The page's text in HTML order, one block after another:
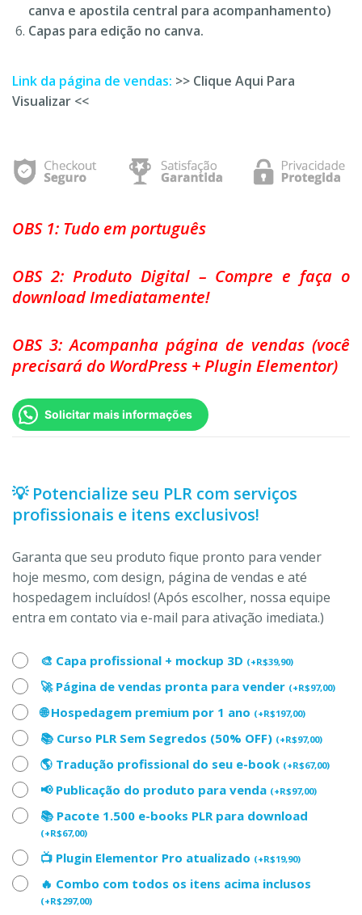
canva e apostila central para acompanhamento)
Capas para edição no canva.
Link da página de vendas: >> Clique Aqui Para
Visualizar <<
OBS 1: Tudo em português
OBS 2: Produto Digital – Compre e faça o
download Imediatamente!
OBS 3: Acompanha página de vendas (você
precisará do WordPress + Plugin Elementor)
Solicitar mais informações
💡 Potencialize seu PLR com serviços
profissionais e itens exclusivos!
Garanta que seu produto fique pronto para vender
hoje mesmo, com design, página de vendas e até
hospedagem incluídos! (Após escolher, nossa equipe
entra em contato via e-mail para ativação imediata.)
🎨 Capa profissional + mockup 3D (+R$39,90)
🚀 Página de vendas pronta para vender (+R$97,00)
🌐 Hospedagem premium por 1 ano (+R$197,00)
📚 Curso PLR Sem Segredos (50% OFF) (+R$97,00)
🌎 Tradução profissional do seu e-book (+R$67,00)
📢 Publicação do produto para venda (+R$97,00)
📚 Pacote 1.500 e-books PLR para download
(+R$67,00)
📺 Plugin Elementor Pro atualizado (+R$19,90)
🔥 Combo com todos os itens acima inclusos
(+R$297,00)